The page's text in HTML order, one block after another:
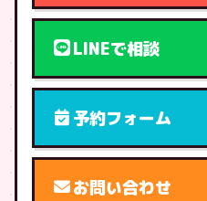
LINEで相談
予約フォーム
お問い合わせ